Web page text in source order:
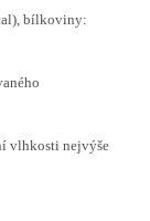
bílkoviny:
vlhkosti nejvýše